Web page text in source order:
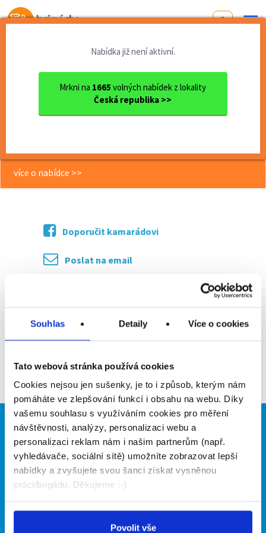
Souhlas Detaily Více o cookies
Tato webová stránka používá cookies
Cookies nejsou jen sušenky, je to i způsob, kterým nám
pomáháte ve zlepšování funkcí i obsahu na webu. Díky
vašemu souhlasu s využíváním cookies pro měření
návštěvnosti, analýzy, personalizaci webu a
personalizaci reklam nám i našim partnerům (např.
vyhledávače, sociální sítě) umožníte zobrazovat lepší
nabídky a zvyšujete svou šanci získat vysněnou
práci/brigádu. Děkujeme :-)
Povolit vše
Od první brigády
Nabídka již není aktivní.
Mrkni na 1665 volných nabídek z lokality
Česká republika >>
Liberecký kraj okres Semily
DPČ 2-3 h. denně - Doručova...
DPČ 2-3 h. denně - Doručovatel
více o nabídce >>
Doporučit kamarádovi
Poslat na email
Zpět
Brigádníci
Články
Hledané brigády
Firmy
Vložit inzerát
Ceník
Naše další projekty